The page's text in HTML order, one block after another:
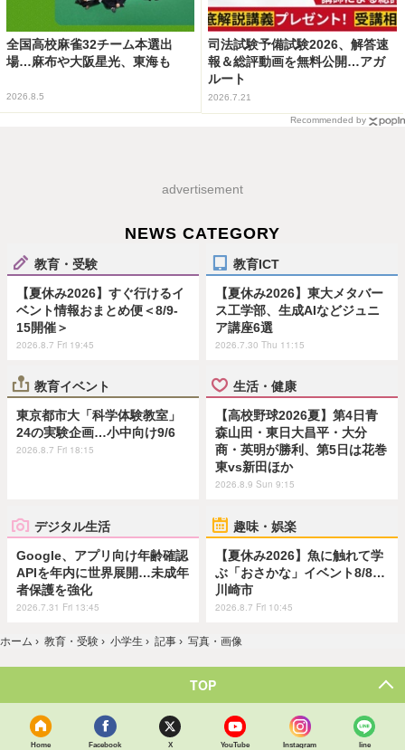
全国高校麻雀32チーム本選出
場…麻布や大阪星光、東海も
2026.8.5
司法試験予備試験2026、解答速
報＆総評動画を無料公開…アガ
ルート
2026.7.21
Recommended by
advertisement
NEWS CATEGORY
教育・受験
【夏休み2026】すぐ行けるイ
ベント情報おまとめ便＜8/9-
15開催＞
2026.8.7 Fri 19:45
教育ICT
【夏休み2026】東大メタバー
ス工学部、生成AIなどジュニ
ア講座6選
2026.7.30 Thu 11:15
教育イベント
東京都市大「科学体験教室」
24の実験企画…小中向け9/6
2026.8.7 Fri 18:15
生活・健康
【高校野球2026夏】第4日青
森山田・東日大昌平・大分
商・英明が勝利、第5日は花巻
東vs新田ほか
2026.8.9 Sun 9:15
デジタル生活
Google、アプリ向け年齢確認
APIを年内に世界展開…未成年
者保護を強化
2026.7.31 Fri 13:45
趣味・娯楽
【夏休み2026】魚に触れて学
ぶ「おさかな」イベント8/8…
川崎市
2026.8.7 Fri 10:45
ホーム › 教育・受験 › 小学生 › 記事 › 写真・画像
TOP
Home Facebook X YouTube Instagram line